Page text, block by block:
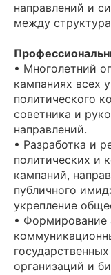
направлений и
между
• Многолетний
кампаниях всех
политического
советника и
направлений.
• Разработка и
политических и
кампаний,
публичного
укрепление
• Формирование
организаций и